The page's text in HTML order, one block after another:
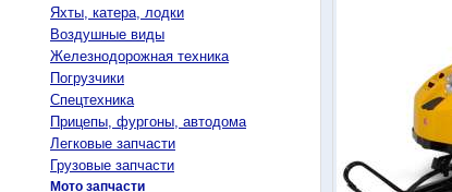
Яхты, катера, лодки
Воздушные виды
Железнодорожная техника
Погрузчики
Спецтехника
Прицепы, фургоны, автодома
Легковые запчасти
Грузовые запчасти
Мото запчасти